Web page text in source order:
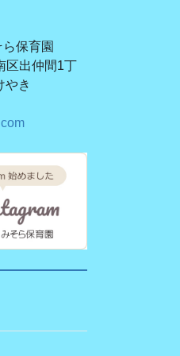
保育園
区出仲間1丁
やき